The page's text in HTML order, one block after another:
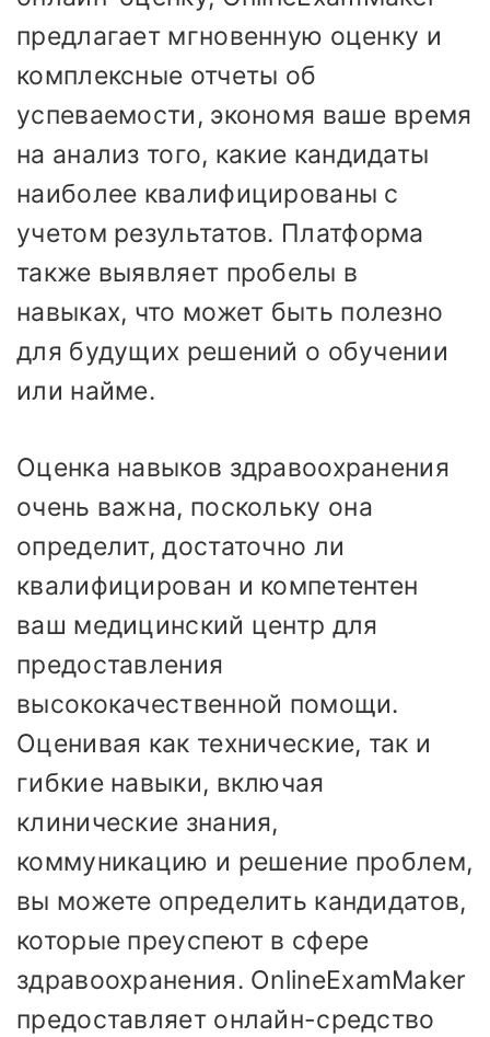
предлагает мгновенную оценку и
комплексные отчеты об
успеваемости, экономя ваше время
на анализ того, какие кандидаты
наиболее квалифицированы с
учетом результатов. Платформа
также выявляет пробелы в
навыках, что может быть полезно
для будущих решений о обучении
или найме.
Оценка навыков здравоохранения
очень важна, поскольку она
определит, достаточно ли
квалифицирован и компетентен
ваш медицинский центр для
предоставления
высококачественной помощи.
Оценивая как технические, так и
гибкие навыки, включая
клинические знания,
коммуникацию и решение проблем,
вы можете определить кандидатов,
которые преуспеют в сфере
здравоохранения. OnlineExamMaker
предоставляет онлайн-средство